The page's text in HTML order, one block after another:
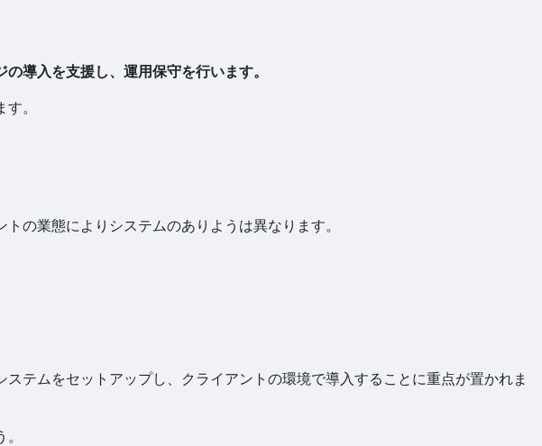
導入を支援し、運用保守を行います。
。
の業態によりシステムのありようは異なります。
テムをセットアップし、クライアントの環境で導入することに重点が置かれま